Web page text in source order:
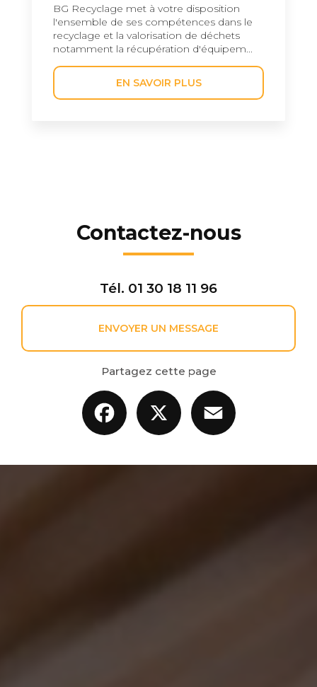
BG Recyclage met à votre disposition
l'ensemble de ses compétences dans le
recyclage et la valorisation de déchets
notamment la récupération d'équipem...
EN SAVOIR PLUS
Contactez-nous
Tél. 01 30 18 11 96
ENVOYER UN MESSAGE
Partagez cette page
Facebook